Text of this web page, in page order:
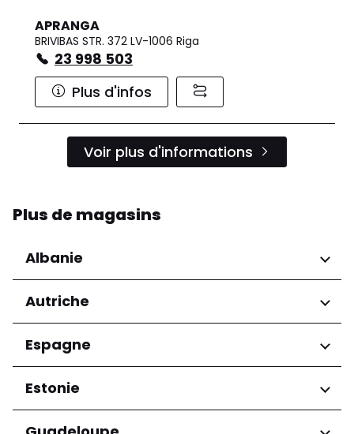
APRANGA
BRIVIBAS STR. 372 LV-1006 Riga
23 998 503
Plus d'infos
Voir plus d'informations
Plus de magasins
Albanie
Régions
Préfecture de Tirana
Autriche
Régions
Niederösterreich
Salzburg
Wien
Espagne
Régions
Andalucía
Estonie
Régions